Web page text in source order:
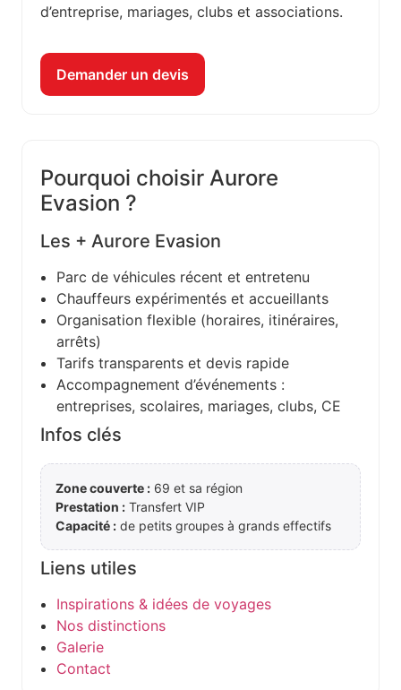
d’entreprise, mariages, clubs et associations.
Demander un devis
Pourquoi choisir Aurore
Evasion ?
Les + Aurore Evasion
Parc de véhicules récent et entretenu
Chauffeurs expérimentés et accueillants
Organisation flexible (horaires, itinéraires,
arrêts)
Tarifs transparents et devis rapide
Accompagnement d’événements :
entreprises, scolaires, mariages, clubs, CE
Infos clés
Zone couverte : 69 et sa région
Prestation : Transfert VIP
Capacité : de petits groupes à grands effectifs
Liens utiles
Inspirations & idées de voyages
Nos distinctions
Galerie
Contact